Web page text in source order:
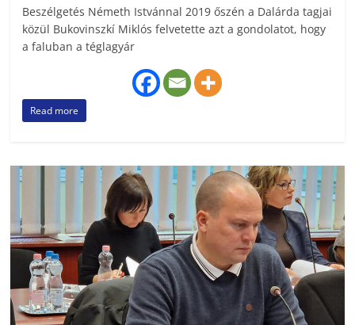
Beszélgetés Németh Istvánnal 2019 őszén a Dalárda tagjai
közül Bukovinszkí Miklós felvetette azt a gondolatot, hogy
a faluban a téglagyár
Read more